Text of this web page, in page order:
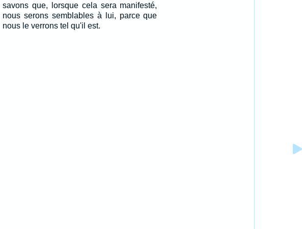
savons que, lorsque cela sera manifesté,
nous serons semblables à lui, parce que
nous le verrons tel qu'il est.